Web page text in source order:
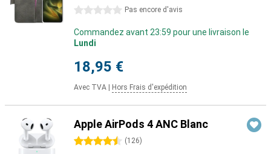
0 étoiles Pas encore d'avis
Commandez avant 23:59 pour une livraison le
Lundi
18,95 €
Avec TVA Hors Frais d'expédition
Apple AirPods 4 ANC Blanc
4.5 étoiles (126)